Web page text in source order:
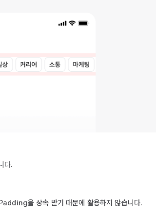
다.
을 상속 받기 때문에 활용하지 않습니다.